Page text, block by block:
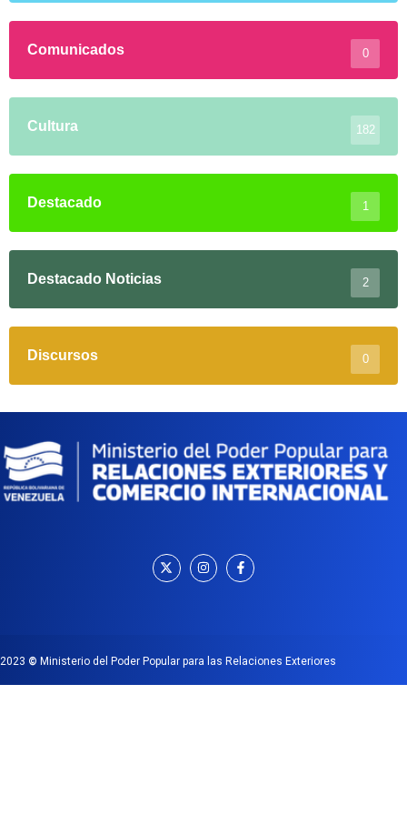
Comunicados 0
Cultura 182
Destacado 1
Destacado Noticias 2
Discursos 0
2023 © Ministerio del Poder Popular para las Relaciones Exteriores